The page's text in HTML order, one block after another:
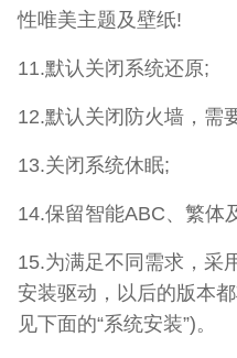
性唯美主题及壁纸!
11.默认关闭系统还原;
12.默认关闭防火墙，需
13.关闭系统休眠;
14.保留智能ABC、繁体
15.为满足不同需求，采
安装驱动，以后的版本
见下面的“系统安装”)。